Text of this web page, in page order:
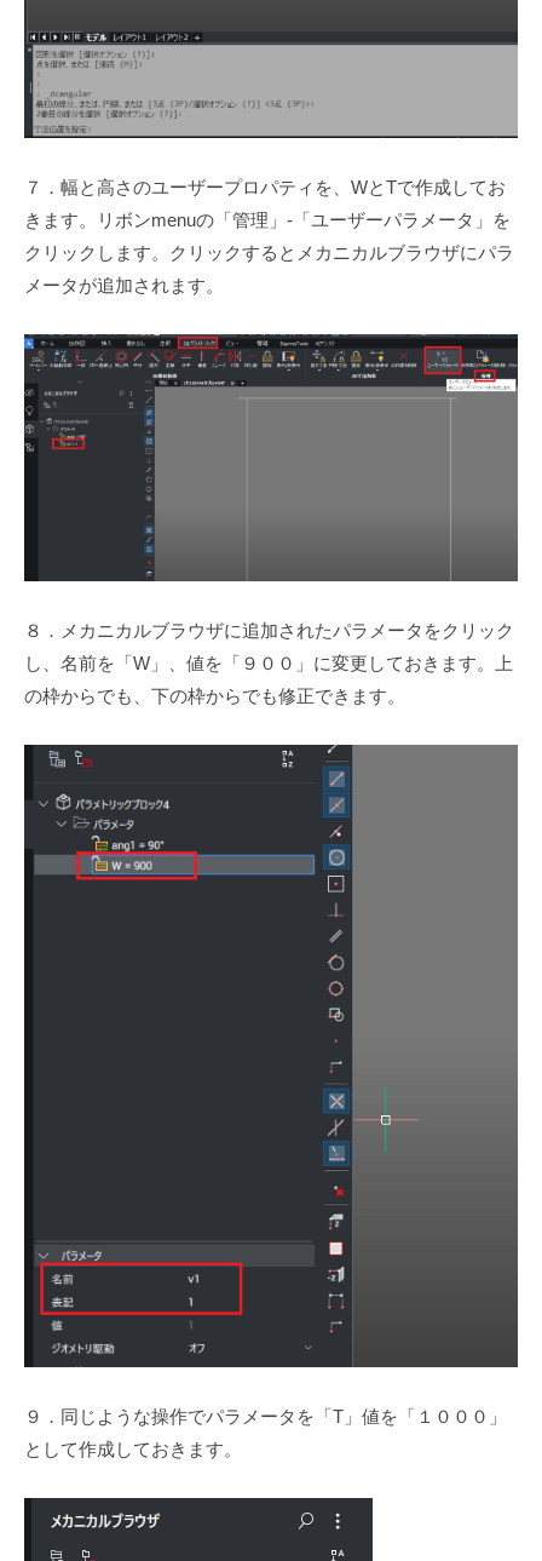
７．幅と高さのユーザープロパティを、WとTで作成してお
きます。リボンmenuの「管理」-「ユーザーパラメータ」を
クリックします。クリックするとメカニカルブラウザにパラ
メータが追加されます。
８．メカニカルブラウザに追加されたパラメータをクリック
し、名前を「W」、値を「９００」に変更しておきます。上
の枠からでも、下の枠からでも修正できます。
９．同じような操作でパラメータを「T」値を「１０００」
として作成しておきます。